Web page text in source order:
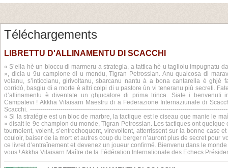
Téléchargements
LIBRETTU D'ALLINAMENTU DI SCACCHI
« S’ella hè un bloccu di marmeru a strategia, a tattica hè u tagliolu impugnatu
», dicia u 9u campione di u mondu, Tigran Petrossian. Anu qualcosa di
volanu, s’inticcianu, girivoltanu, sbarcanu nantu à a bona cantarella è ghjè
corridò, basgiu di a morte è altri colpi di u pastore ùn vi teneranu più secreti.
d’allinamentu è diventate un ghjucatore di prima trinca. Siate i benvenuti
Campatevi ! Akkha Vilaisarn Maestru di a Federazione Internaziunale di
Scacchi.
« Si la stratégie est un bloc de marbre, la tactique est le ciseau que manie le
» disait le 9e champion du monde, Tigran Petrossian. Les tactiques ont
tournoient, volent, s’entrechoquent, virevoltent, atterrissent sur la bonne case
couloir, baiser de la mort et autres coup du berger n’auront plus de secret pour
ce livret d’entraînement et devenez un joueur confirmé. Bienvenu dans le
vous ! Akkha Vilaisarn Maître de la Fédération Internationale des Echecs